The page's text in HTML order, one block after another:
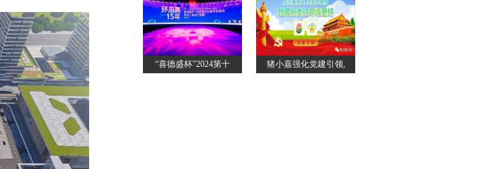
“喜德盛杯”2024第十 猪小嘉强化党建引领,